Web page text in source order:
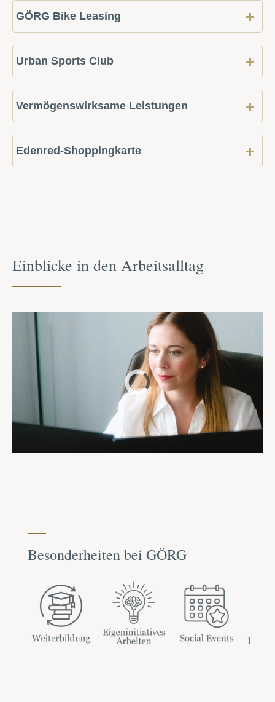
GÖRG Bike Leasing
Urban Sports Club
Vermögenswirksame Leistungen
Edenred-Shoppingkarte
Einblicke in den Arbeit­salltag
Besonderheiten bei GÖRG